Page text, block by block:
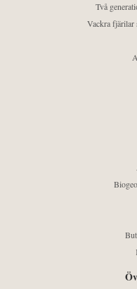
Två
Vackra fjärilar